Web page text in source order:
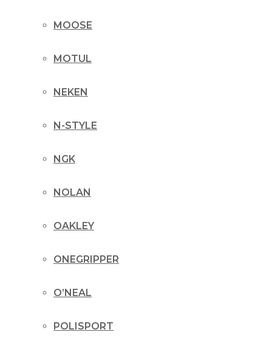
MOOSE
MOTUL
NEKEN
N-STYLE
NGK
NOLAN
OAKLEY
ONEGRIPPER
O’NEAL
POLISPORT